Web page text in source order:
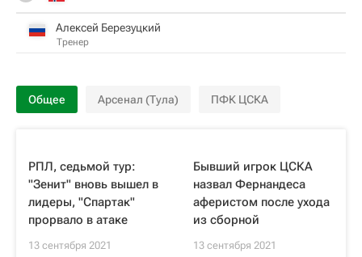
Алексей Березуцкий
Тренер
Общее Арсенал (Тула) ПФК ЦСКА
РПЛ, седьмой тур:
"Зенит" вновь вышел в
лидеры, "Спартак"
прорвало в атаке
13 сентября 2021
Бывший игрок ЦСКА
назвал Фернандеса
аферистом после ухода
из сборной
13 сентября 2021